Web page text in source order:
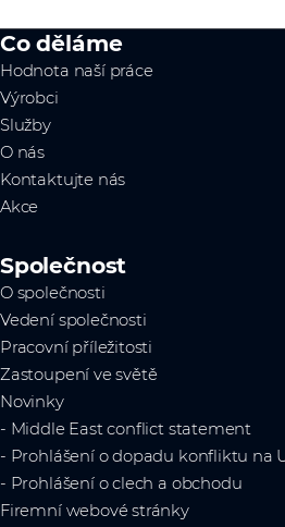
Co děláme
Hodnota naší práce
Výrobci
Služby
O nás
Kontaktujte nás
Akce
Společnost
O společnosti
Vedení společnosti
Pracovní příležitosti
Zastoupení ve světě
Novinky
- Middle East conflict statement
- Prohlášení o dopadu konfliktu na
- Prohlášení o clech a obchodu
Firemní webové stránky